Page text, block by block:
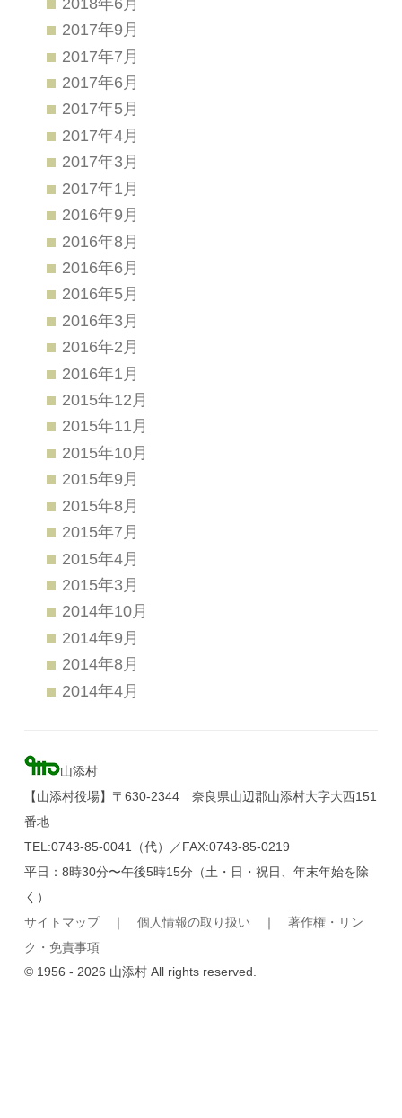
2017年9月
2017年7月
2017年6月
2017年5月
2017年4月
2017年3月
2017年1月
2016年9月
2016年8月
2016年6月
2016年5月
2016年3月
2016年2月
2016年1月
2015年12月
2015年11月
2015年10月
2015年9月
2015年8月
2015年7月
2015年4月
2015年3月
2014年10月
2014年9月
2014年8月
2014年4月
山添村
【山添村役場】〒630-2344 奈良県山辺郡山添村大字大西151
番地
TEL:0743-85-0041（代）／FAX:0743-85-0219
平日：8時30分〜午後5時15分（土・日・祝日、年末年始を除
く）
サイトマップ｜個人情報の取り扱い ｜著作権・リン
ク・免責事項
© 1956 - 2026 山添村 All rights reserved.